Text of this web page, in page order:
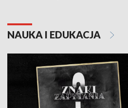
NAUKA I EDUKACJA